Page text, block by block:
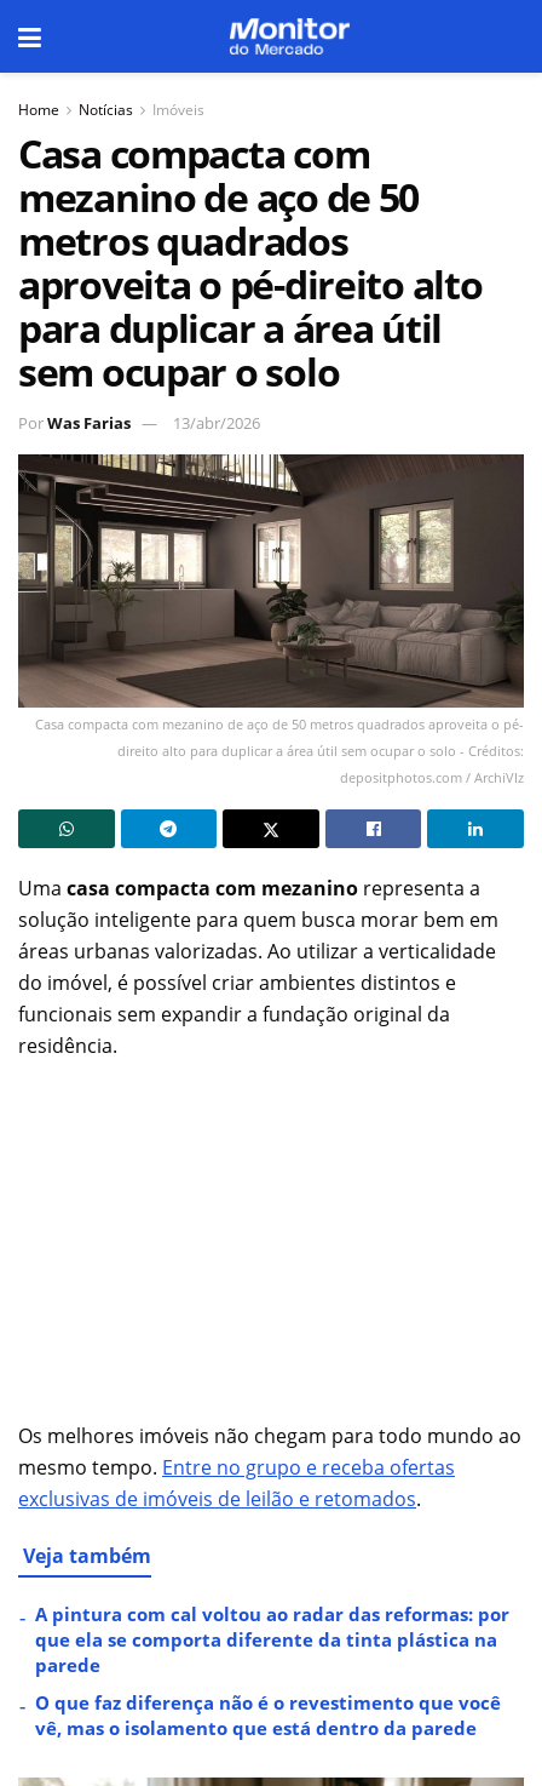
Home Notícias Imóveis
Casa compacta com
mezanino de aço de 50
metros quadrados
aproveita o pé-direito alto
para duplicar a área útil
sem ocupar o solo
PorWas Farias 13/abr/2026
Casa compacta com mezanino de aço de 50 metros quadrados aproveita o pé-
direito alto para duplicar a área útil sem ocupar o solo - Créditos:
depositphotos.com / ArchiVIz
Uma casa compacta com mezanino representa a
solução inteligente para quem busca morar bem em
áreas urbanas valorizadas. Ao utilizar a verticalidade
do imóvel, é possível criar ambientes distintos e
funcionais sem expandir a fundação original da
residência.
Os melhores imóveis não chegam para todo mundo ao
mesmo tempo. Entre no grupo e receba ofertas
exclusivas de imóveis de leilão e retomados.
Veja também
A pintura com cal voltou ao radar das reformas: por
que ela se comporta diferente da tinta plástica na
parede
O que faz diferença não é o revestimento que você
vê, mas o isolamento que está dentro da parede